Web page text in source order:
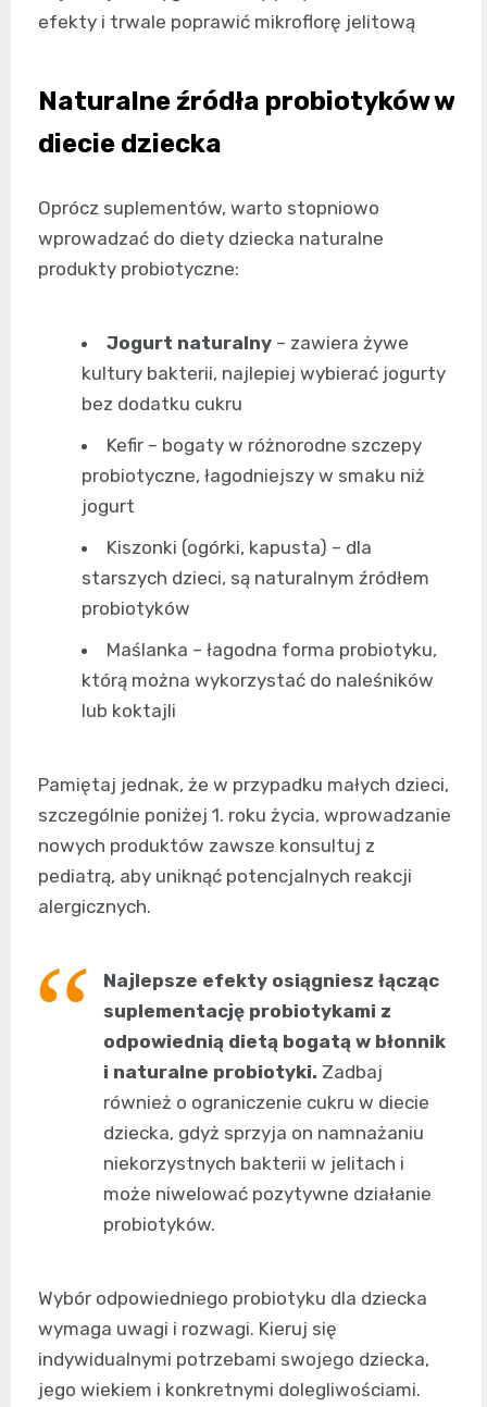
efekty i trwale poprawić mikroflorę jelitową
Naturalne źródła probiotyków w
diecie dziecka
Oprócz suplementów, warto stopniowo
wprowadzać do diety dziecka naturalne
produkty probiotyczne:
Jogurt naturalny – zawiera żywe
kultury bakterii, najlepiej wybierać jogurty
bez dodatku cukru
Kefir – bogaty w różnorodne szczepy
probiotyczne, łagodniejszy w smaku niż
jogurt
Kiszonki (ogórki, kapusta) – dla
starszych dzieci, są naturalnym źródłem
probiotyków
Maślanka – łagodna forma probiotyku,
którą można wykorzystać do naleśników
lub koktajli
Pamiętaj jednak, że w przypadku małych dzieci,
szczególnie poniżej 1. roku życia, wprowadzanie
nowych produktów zawsze konsultuj z
pediatrą, aby uniknąć potencjalnych reakcji
alergicznych.
Najlepsze efekty osiągniesz łącząc
suplementację probiotykami z
odpowiednią dietą bogatą w błonnik
i naturalne probiotyki. Zadbaj
również o ograniczenie cukru w diecie
dziecka, gdyż sprzyja on namnażaniu
niekorzystnych bakterii w jelitach i
może niwelować pozytywne działanie
probiotyków.
Wybór odpowiedniego probiotyku dla dziecka
wymaga uwagi i rozwagi. Kieruj się
indywidualnymi potrzebami swojego dziecka,
jego wiekiem i konkretnymi dolegliwościami.